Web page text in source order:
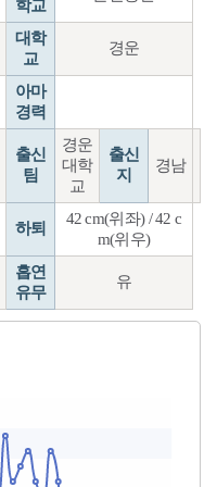
학교
대학
교
경운
아마
경력
출신
팀
경운
대학
교
출신
지
경남
하퇴
42 cm(위좌) / 42 c
m(위우)
흡연
유무
유